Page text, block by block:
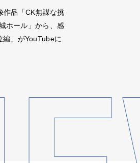
作品「CK無謀な挑
ホール」から、感
」がYouTubeに